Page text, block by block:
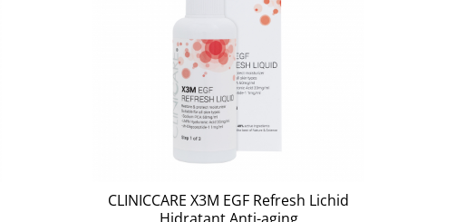
CLINICCARE X3M EGF Refresh Lichid